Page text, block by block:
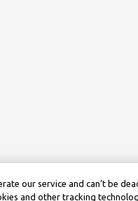
our service and can’t be
and other tracking